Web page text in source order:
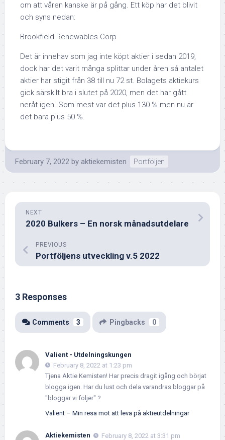
om att våren kanske är på gång. Ett köp har det blivit
och syns nedan:
Brookfield Renewables Corp
Det är innehav som jag inte köpt aktier i sedan 2019,
dock har det varit många splittar under åren så antalet
aktier har stigit från 38 till nu 72 st. Bolagets aktiekurs
gick särskilt bra i slutet på 2020, men det har gått
neråt igen. Som mest var det plus 130 % men nu är
det bara plus 50 %.
February 7, 2022 by aktiekemisten Portföljen
NEXT
2020 Bulkers – En norsk månadsutdelare
PREVIOUS
Portföljens utveckling v.5 2022
3 Responses
Comments 3 Pingbacks 0
Valient - Utdelningskungen
February 8, 2022 at 1:23 pm
Tjena Aktie Kemisten! Har precis dragit igång och börjat
blogga igen. Har du lust och dela varandras bloggar på
"bloggar vi följer" ?
Valient – Min resa mot att leva på aktieutdelningar
Aktiekemisten
February 8, 2022 at 3:31 pm